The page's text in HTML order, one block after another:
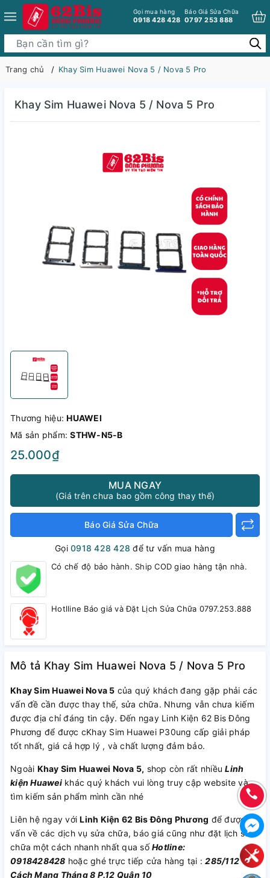
Gọi mua hàng
0918 428 428
Báo Giá Sửa Chữa
0797 253 888
Trang chủ Khay Sim Huawei Nova 5 / Nova 5 Pro
Khay Sim Huawei Nova 5 / Nova 5 Pro
Thương hiệu:HUAWEI
Mã sản phẩm:STHW-N5-B
25.000₫
MUA NGAY
(Giá trên chưa bao gồm công thay thế)
Báo Giá Sửa Chữa
Gọi0918 428 428 để tư vấn mua hàng
Có chế độ bảo hành. Ship COD giao hàng tận nhà.
Hotlline Báo giá và Đặt Lịch Sửa Chữa 0797.253.888
Mô tả Khay Sim Huawei Nova 5 / Nova 5 Pro
Khay Sim Huawei Nova 5 của quý khách đang gặp phải các
vấn đề cần được thay thế, sửa chữa. Nhưng vẫn chưa kiếm
được địa chỉ đáng tin cậy. Đến ngay Linh Kiện 62 Bis Đông
Phương để được cKhay Sim Huawei P30ung cấp giải pháp
tốt nhất, giá cả hợp lý , và chất lượng đảm bảo.
Ngoài Khay Sim Huawei Nova 5, shop còn rất nhiềuLinh
kiện Huaweikhác quý khách vui lòng truy cập website và
tìm kiếm sản phẩm mình cần nhé
Liên hệ ngay vớiLinh Kiện 62 Bis Đông Phương để được tư
vấn về các dịch vụ sửa chữa, báo giá cũng như đặt lịch sửa
chữa một cách nhanh nhất qua sốHotline:
0918428428 hoặc ghé trực tiếp cửa hàng tại :285/112
Cách Mạng Tháng 8 P.12 Quận 10